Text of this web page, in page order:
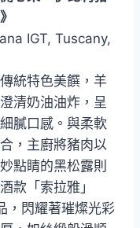
IGT, Tuscany,
統特色美饌，羊
清奶油油炸，呈
膩口感。與柔軟
，主廚將豬肉以
點睛的黑松露則
款「索拉雅」
，閃耀著璀燦光彩